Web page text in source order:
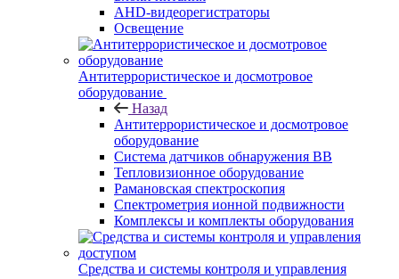
AHD-видеорегистраторы
Освещение
Антитеррористическое и досмотровое
оборудование
Назад
Антитеррористическое и досмотровое
оборудование
Cистема датчиков обнаружения ВВ
Тепловизионное оборудование
Рамановская спектроскопия
Спектрометрия ионной подвижности
Комплексы и комплекты оборудования
Средства и системы контроля и управления